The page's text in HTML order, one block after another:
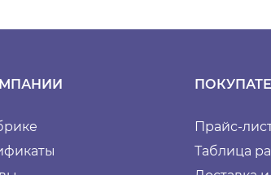
Прайс-
Таблица